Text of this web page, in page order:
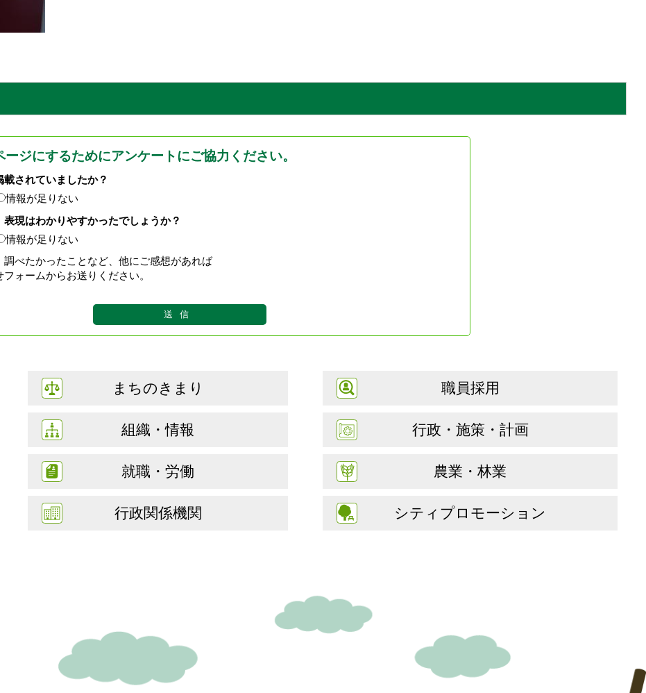
ジにするためにアンケートにご協力ください。
されていましたか？
情報が足りない
現はわかりやすかったでしょうか？
情報が足りない
調べたかったことなど、他にご感想があれば
ォームからお送りください。
まちのきまり 職員採用
組織・情報 行政・施策・計画
就職・労働 農業・林業
行政関係機関 シティプロモーション